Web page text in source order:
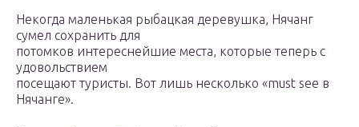
Некогда маленькая рыбацкая деревушка, Нячанг
сумел сохранить для
потомков интереснейшие места, которые теперь с
удовольствием
посещают туристы. Вот лишь несколько «must see в
Нячанге».